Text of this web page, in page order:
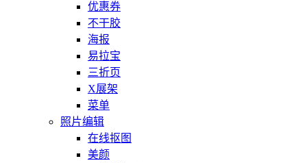
优惠券
不干胶
海报
易拉宝
三折页
X展架
菜单
照片编辑
在线抠图
美颜